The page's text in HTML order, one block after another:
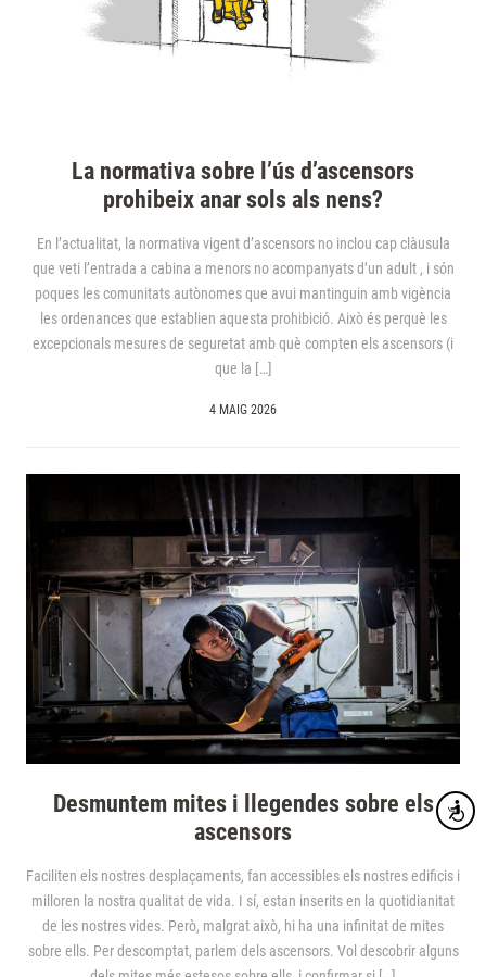
La normativa sobre l’ús d’ascensors
prohibeix anar sols als nens?
En l’actualitat, la normativa vigent d’ascensors no inclou cap clàusula
que veti l’entrada a cabina a menors no acompanyats d’un adult , i són
poques les comunitats autònomes que avui mantinguin amb vigència
les ordenances que establien aquesta prohibició. Això és perquè les
excepcionals mesures de seguretat amb què compten els ascensors (i
que la […]
4 MAIG 2026
Desmuntem mites i llegendes sobre els
ascensors
Faciliten els nostres desplaçaments, fan accessibles els nostres edificis i
milloren la nostra qualitat de vida. I sí, estan inserits en la quotidianitat
de les nostres vides. Però, malgrat això, hi ha una infinitat de mites
sobre ells. Per descomptat, parlem dels ascensors. Vol descobrir alguns